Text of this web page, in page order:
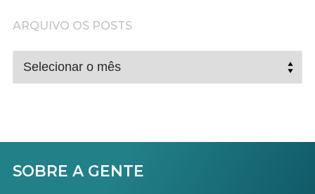
ARQUIVO OS POSTS
ARQUIVO
OS
SOBRE A GENTE